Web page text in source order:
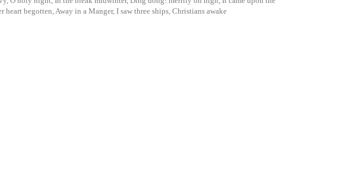
begotten, Away in a Manger, I saw three ships, Christians awake